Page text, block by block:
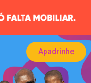
Apadrinhe